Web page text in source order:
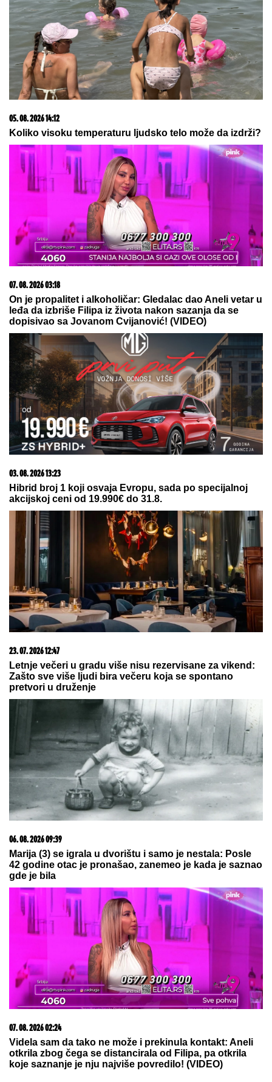
SIN BRUTALNO TUKAO MAJKU DO SMRTI!Strašni
detalji jezivog zločina na Novom Beogradu: Nakon
ubistva pokušao da skoči sa terase!
MINA NAUMOVIĆ PROGOVORILA O
PREVARI!Žena Ognjena Amidžića
dobila škakljivo pitanje, pa iskreno
priznala: "To je lakše"
(FOTO) "AKO JE DETE PAMETNO,
ZNA SE NA KOGA JE - NA TETKU"
Vanja Gudelj podelila objavu o
Ruskinje uvek stavljaju DUGME U ZAMRZIVAČ pre
odlaska na odmor: Kad saznate razlog, i vi ćete
odmah iskopirati ovaj trik
OPROŠTAJ VELIKANA: Legendarni
vaterpolisti Vladimir Vujasinović i
Dejan Savić 2008. na OI oprostile se
od reprezentacije
"RODI MI JOŠ JEDNU BEBU",slavni
da dobiju OSMO DETE - njena
reakcija je hit: Za 9 godina dočekali
su 4 SINA I 3 ĆERKE, ali on ne želi
da se zaustavi
VAU, OBOREN NEVEROVATNI REKORD, VOJNA
ISTORIJA ĆE O OVOME PISATI:Evo šta je ruska
PVO uradila za samo jedan dan
BIVŠI RIJALITI PAR PRODAJE KUĆU
U KOJU SU ULOŽILI 200.000 EVRA
Sagradili vilu na Kosmaju i pokrenuli
biznis, a sada im hitno treba novac:
"To je razlog prodaje"
DOK ONA ŠETA NAKIT OD
DESETINE HILJADA EVRA, EVO GDE
JOJ RADE SINOVI!Milena
Kačavenda otkrila pravu istinu o